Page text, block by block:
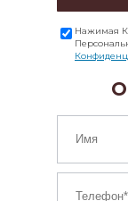
Нажимая